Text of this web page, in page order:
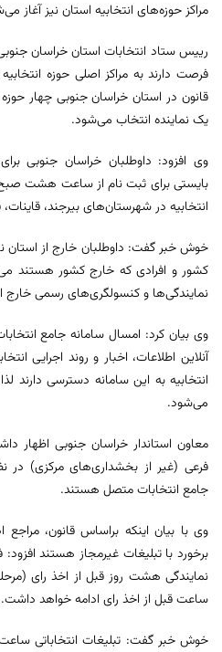
مراکز حوزه‌های انتخابیه استان نیز آغاز
رییس ستاد انتخابات استان خراسان
فرصت دارند به مراکز اصلی حوزه
قانون در استان خراسان جنوبی چهار
یک نماینده انتخاب می‌شود.
وی افزود: داوطلبان خراسان جنوبی
انتخابیه در شهرستان‌های بیرجند،
خوش‌ خبر گفت: داوطلبان خارج از استان
کشور و افرادی که خارج کشور هستند
نمایندگی‌ها و کنسولگری‌های رسمی خارج
وی بیان کرد: امسال سامانه جامع
آنلاین اطلاعات، اخبار و روند اجرایی
انتخابیه به این سامانه دسترسی دارند
می‌شود.
فرعی (غیر از بخشداری‌های مرکزی) در
جامع انتخابات متصل هستند.
وی با بیان اینکه براساس قانون،
برخورد با تبلیغات غیرمجاز هستند افزود:
ساعت قبل از اخذ رای ادامه خواهد داشت.